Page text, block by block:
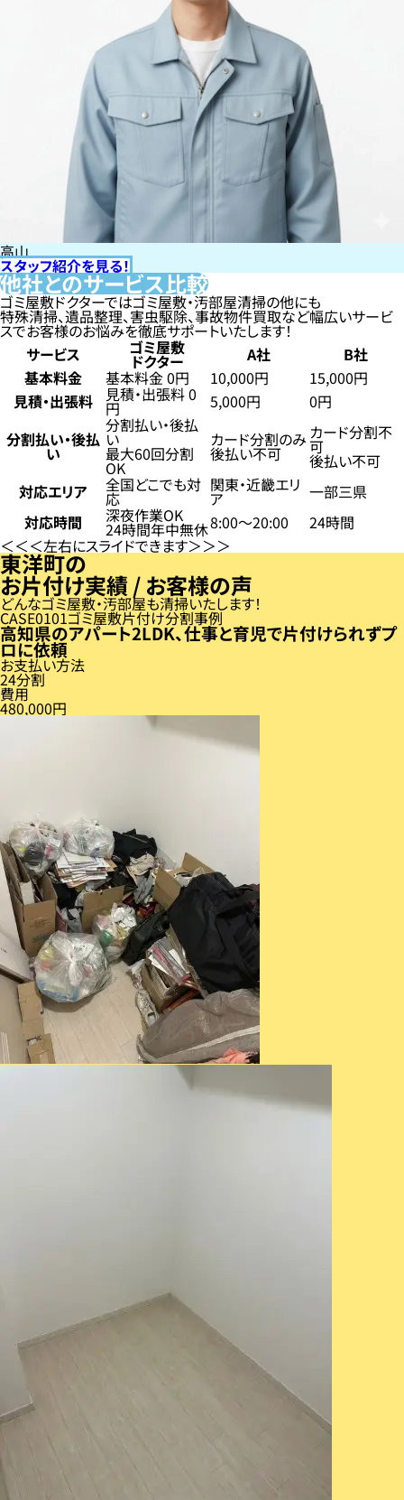
高山
スタッフ紹介を見る！
他社とのサービス比較
ゴミ屋敷ドクターではゴミ屋敷・汚部屋清掃の他にも
特殊清掃、遺品整理、害虫駆除、事故物件買取など幅広いサービ
スでお客様のお悩みを徹底サポートいたします！
サービス
ゴミ屋敷
ドクター A社
B社
基本料金
基本料金 0円 10,000円
15,000円
見積・出張料
見積・出張料 0
円 5,000円
0円
分割払い・後払
い
分割払い・後払
い
最大60回分割
OK
カード分割のみ
後払い不可
カード分割不
可
後払い不可
対応エリア
全国どこでも対
応
関東・近畿エリ
ア
一部三県
対応時間
深夜作業OK
24時間年中無休8:00〜20:00
24時間
左右にスライドできます
東洋町の
お片付け実績 / お客様の声
どんなゴミ屋敷・汚部屋も清掃いたします！
CASE 01ゴミ屋敷片付け分割事例
高知県のアパート2LDK、仕事と育児で片付けられずプ
ロに依頼
お支払い方法
24分割
費用
480,000円